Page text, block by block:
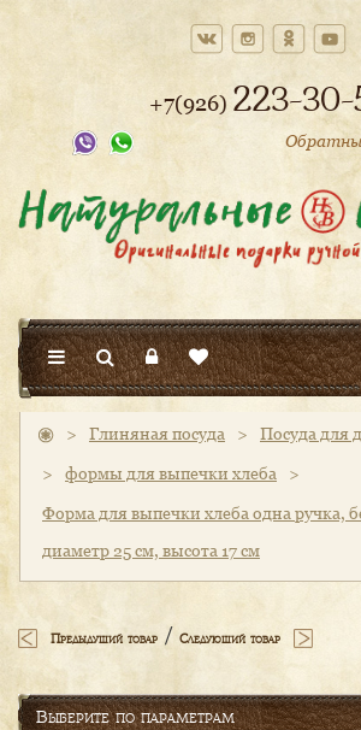
+7(926) 223-
> Глиняная посуда >
Посуда для
>
формы для выпечки хлеба
>
Форма для выпечки хлеба одна ручка,
диаметр 25 см, высота 17 см
Предыдущий товар / Следующий товар
Выберите по параметрам